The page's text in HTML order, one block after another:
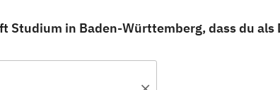
Studium in Baden-Württemberg, dass du